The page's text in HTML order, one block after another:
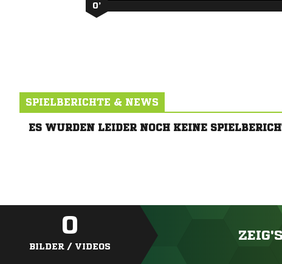
0’
SPIELBERICHTE & NEWS
ES WURDEN LEIDER NOCH KEINE
0
BILDER / VIDEOS